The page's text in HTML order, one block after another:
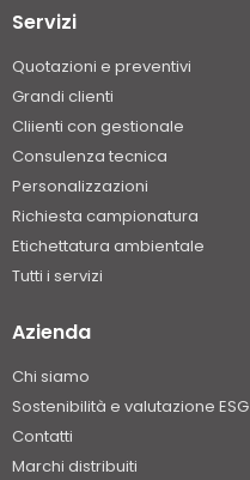
Servizi
Quotazioni e preventivi
Grandi clienti
Cliienti con gestionale
Consulenza tecnica
Personalizzazioni
Richiesta campionatura
Etichettatura ambientale
Tutti i servizi
Azienda
Chi siamo
Sostenibilità e valutazione ESG
Contatti
Marchi distribuiti